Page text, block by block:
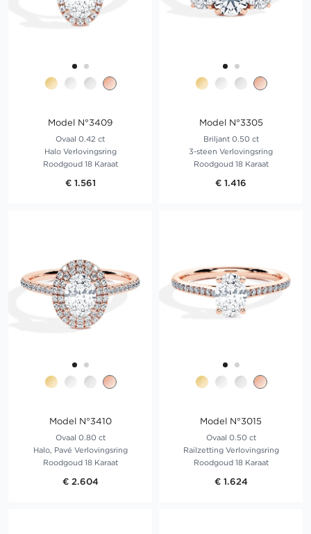
Model N°3409
Ovaal 0.42 ct
Halo Verlovingsring
Roodgoud 18 Karaat
€ 1.561
Model N°3305
Briljant 0.50 ct
3-steen Verlovingsring
Roodgoud 18 Karaat
€ 1.416
Model N°3410
Ovaal 0.80 ct
Halo, Pavé Verlovingsring
Roodgoud 18 Karaat
€ 2.604
Model N°3015
Ovaal 0.50 ct
Railzetting Verlovingsring
Roodgoud 18 Karaat
€ 1.624